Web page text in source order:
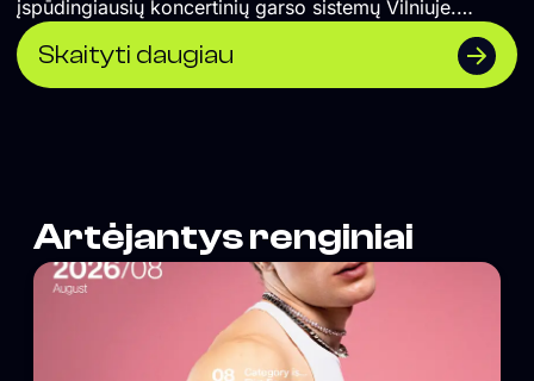
įspūdingiausių koncertinių garso sistemų Vilniuje.
</span>
Skaityti daugiau
Artėjantys renginiai